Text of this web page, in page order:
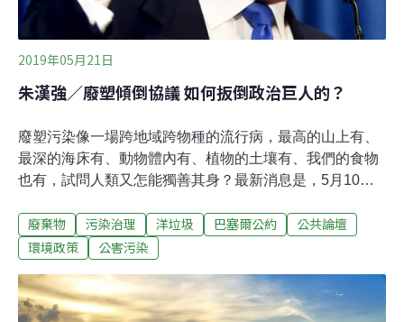
2019年05月21日
朱漢強／廢塑傾倒協議 如何扳倒政治巨人的？
廢塑污染像一場跨地域跨物種的流行病，最高的山上有、
最深的海床有、動物體內有、植物的土壤有、我們的食物
也有，試問人類又怎能獨善其身？最新消息是，5月10
制危險廢物越境轉移及其處置巴塞爾公約》）修訂案意外
獲得壓倒性通過，把低端廢膠貿易納入管制，發達國家不
完全根治這股流行病，但肯定是一劑標靶藥，有跟塑膠垃
圾貿易對着幹的效果。現時，凡出口受污染、混合或不可
廢棄物 污染治理 洋垃圾 巴塞爾公約
公共論壇
環境政策
公害污染